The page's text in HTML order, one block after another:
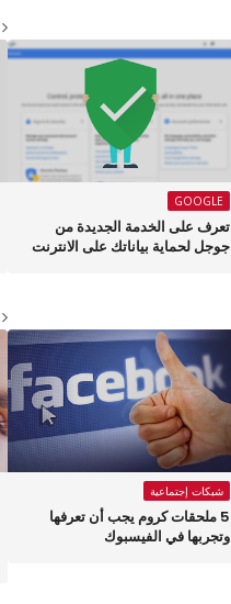
GOOGLE
تعرف على الخدمة الجديدة من
جوجل لحماية بياناتك على الانترنت
شبكات إجتماعية
5 ملحقات كروم يجب أن تعرفها
وتجربها في الفيسبوك